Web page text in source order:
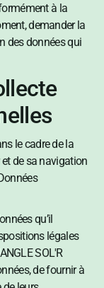
à la
demander la
des données qui
le cadre de la
de sa navigation
qu’il
légales
SOL'R
de fournir à